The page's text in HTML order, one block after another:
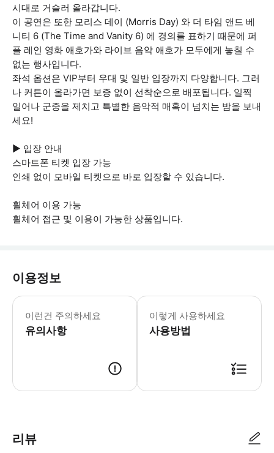
시대로 거슬러 올라갑니다.
이 공연은 또한 모리스 데이 (Morris Day) 와 더 타임 앤드 베
니티 6 (The Time and Vanity 6) 에 경의를 표하기 때문에 퍼
플 레인 영화 애호가와 라이브 음악 애호가 모두에게 놓칠 수
없는 행사입니다.
좌석 옵션은 VIP부터 우대 및 일반 입장까지 다양합니다. 그러
나 커튼이 올라가면 보증 없이 선착순으로 배포됩니다. 일찍
일어나 군중을 제치고 특별한 음악적 매혹이 넘치는 밤을 보내
세요!
▶ 입장 안내
스마트폰 티켓 입장 가능
인쇄 없이 모바일 티켓으로 바로 입장할 수 있습니다.
휠체어 이용 가능
휠체어 접근 및 이용이 가능한 상품입니다.
이용정보
이런건 주의하세요
유의사항
▶ 꼭 알아두세요 * 최소 연령 요건은
이렇게 사용하세요
사용방법
리뷰